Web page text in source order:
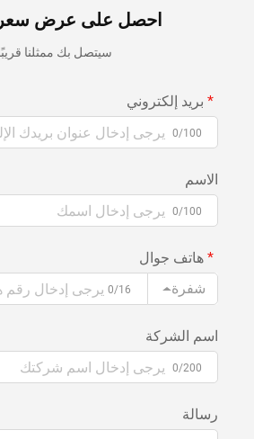
احصل على عرض
سيتصل بك ممثلنا
بريد إلكتروني
0/100
الاسم
0/100
هاتف جوال
شفرة
0/16
اسم الشركة
0/200
رسالة